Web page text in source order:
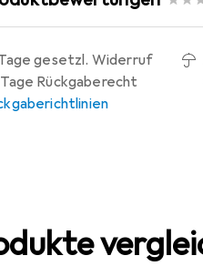
gesetzl. Widerruf
Rückgaberecht